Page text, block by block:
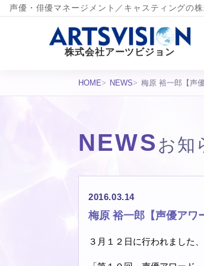
声優・俳優マネージメント／キャスティングの
株式会社アーツビジョン
HOME NEWS 梅原 裕一郎【声
NEWS お知
2016.03.14
梅原 裕一郎【声優アワ
３月１２日に行われました、